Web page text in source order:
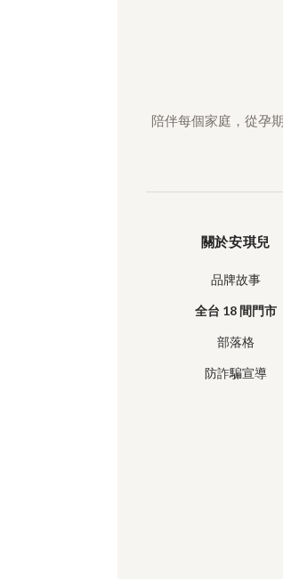
陪伴每個家庭，從孕
關於安琪兒
品牌故事
全台 18 間門市
部落格
防詐騙宣導